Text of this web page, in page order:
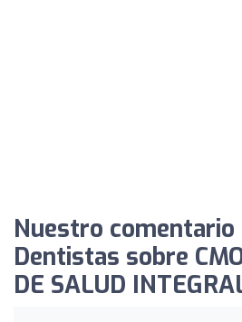
Nuestro comentario
Dentistas sobre
DE SALUD